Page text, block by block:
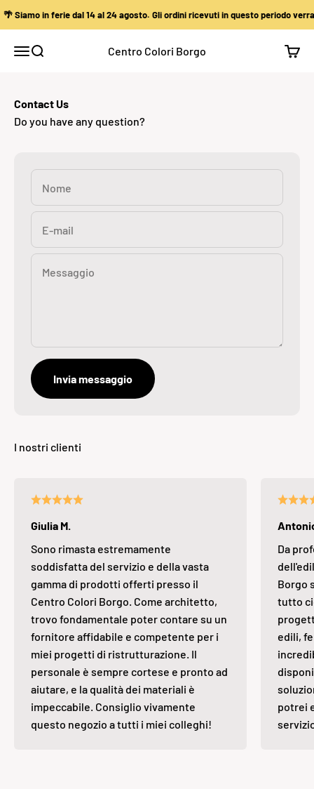
Vai al contenuto
Siamo in ferie dal 14 al 24 agosto. Gli ordini ricevuti in questo periodo
Apri il menu di navigazione
Mostra il menu di ricercaCentro Colori Borgo
Contact Us
Do you have any question?
Nome
E-mail
Messaggio
Invia messaggio
Giulia M.
Sono rimasta estremamente
soddisfatta del servizio e della vasta
gamma di prodotti offerti presso il
Centro Colori Borgo. Come architetto,
trovo fondamentale poter contare su un
fornitore affidabile e competente per i
miei progetti di ristrutturazione. Il
personale è sempre cortese e pronto ad
aiutare, e la qualità dei materiali è
impeccabile. Consiglio vivamente
questo negozio a tutti i miei colleghi!
Da
Borgo
tutto
edili,
potrei